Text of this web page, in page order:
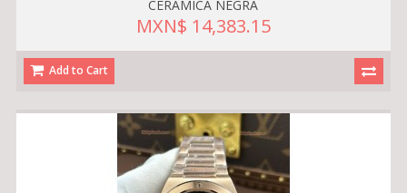
CERÁMICA NEGRA
MXN$ 14,383.15
Add to Cart